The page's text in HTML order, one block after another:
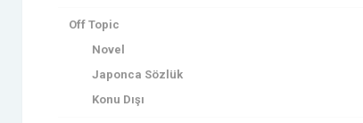
Off Topic
Novel
Japonca Sözlük
Konu Dışı